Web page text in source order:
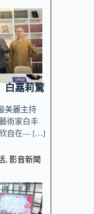
白嘉莉驚
美麗主持
術家白丰
欣自在— […]
, 影音新聞